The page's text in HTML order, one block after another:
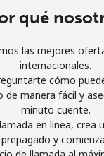
¡Hola!
qué
las mejores
internacionales.
cómo
de manera fácil y
minuto cuente.
en línea, crea
y